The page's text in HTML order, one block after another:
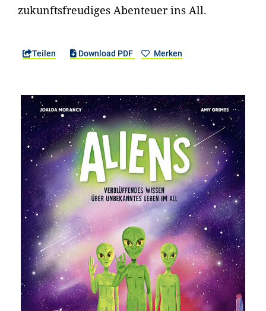
zukunftsfreudiges Abenteuer ins All.
Teilen Download PDF Merken